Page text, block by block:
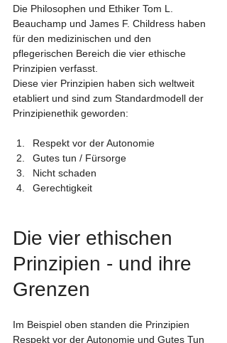
Die Philosophen und Ethiker Tom L.
Beauchamp und James F. Childress haben
für den medizinischen und den
pflegerischen Bereich die vier ethische
Prinzipien verfasst.
Diese vier Prinzipien haben sich weltweit
etabliert und sind zum Standardmodell der
Prinzipienethik geworden:
Respekt vor der Autonomie
Gutes tun / Fürsorge
Nicht schaden
Gerechtigkeit
Die vier ethischen
Prinzipien - und ihre
Grenzen
Im Beispiel oben standen die Prinzipien
Respekt vor der Autonomie und Gutes Tun